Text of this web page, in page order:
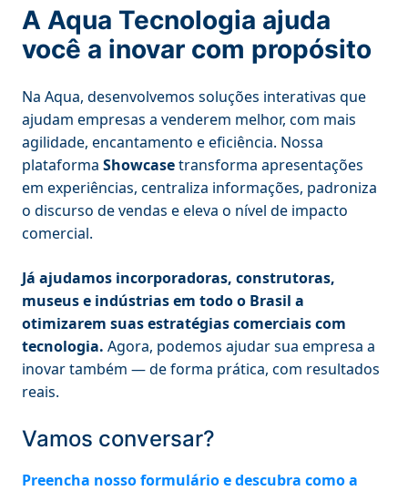
A Aqua Tecnologia ajuda
você a inovar com propósito
Na Aqua, desenvolvemos soluções interativas que
ajudam empresas a venderem melhor, com mais
agilidade, encantamento e eficiência. Nossa
plataforma Showcasetransforma apresentações
em experiências, centraliza informações, padroniza
o discurso de vendas e eleva o nível de impacto
comercial.
Já ajudamos incorporadoras, construtoras,
museus e indústrias em todo o Brasil a
otimizarem suas estratégias comerciais com
tecnologia. Agora, podemos ajudar sua empresa a
inovar também — de forma prática, com resultados
reais.
Vamos conversar?
Preencha nosso formulário e descubra como a